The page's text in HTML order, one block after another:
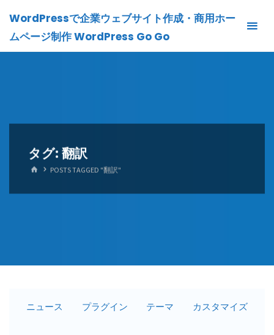
content
WordPressで企業ウェブサイト作成・商用ホー
ムページ制作 WordPress Go Go
タグ: 翻訳
HOMEPOSTS TAGGED "翻訳"
ニュース プラグイン テーマ カスタマイズ